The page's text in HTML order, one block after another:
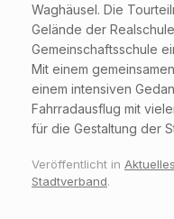
Waghäusel. Die
Gelände der
Gemeinschaftsschule
Mit einem
einem intensiven
Fahrradausflug mit
für die Gestaltung der
Veröffentlicht in Aktuelles
Stadtverband.